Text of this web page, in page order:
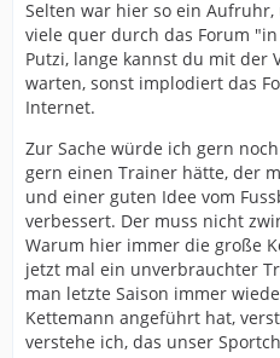
Selten war hier so ein
viele quer durch das Forum
Putzi, lange kannst du mit der
warten, sonst implodiert das
Internet.
Zur Sache würde ich gern
gern einen Trainer hätte, der
und einer guten Idee vom
verbessert. Der muss nicht
Warum hier immer die große
jetzt mal ein unverbrauchter
man letzte Saison immer
Kettemann angeführt hat,
verstehe ich, das unser